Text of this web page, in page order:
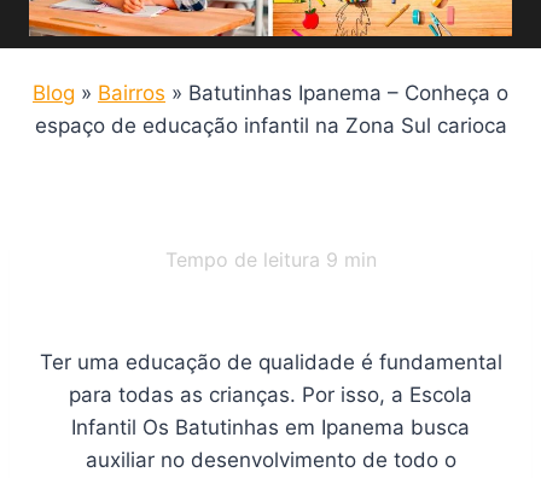
Blog » Bairros » Batutinhas Ipanema – Conheça o
espaço de educação infantil na Zona Sul carioca
Tempo de leitura 9 min
Ter uma educação de qualidade é fundamental
para todas as crianças. Por isso, a Escola
Infantil Os Batutinhas em Ipanema busca
auxiliar no desenvolvimento de todo o